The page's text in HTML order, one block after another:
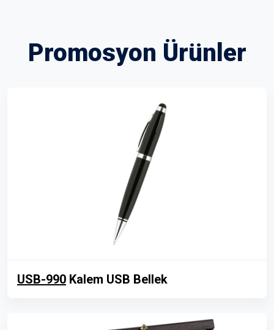
Promosyon Ürünler
USB-990 Kalem USB Bellek